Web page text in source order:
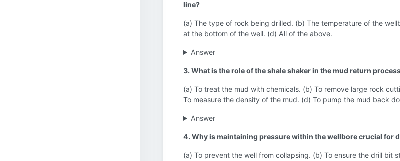
line?
(a) The type of rock being drilled. (b) The temperature of the
at the bottom of the well. (d) All of the above.
Answer
3. What is the role of the shale shaker in the mud return
(a) To treat the mud with chemicals. (b) To remove large rock
To measure the density of the mud. (d) To pump the mud back
Answer
4. Why is maintaining pressure within the wellbore crucial for
(a) To prevent the well from collapsing. (b) To ensure the drill bit